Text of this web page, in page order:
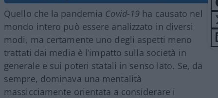
Quello che la pandemia Covid-19 ha causato nel
mondo intero può essere analizzato in diversi
modi, ma certamente uno degli aspetti meno
trattati dai media è l’impatto sulla società in
generale e sui poteri statali in senso lato. Se, da
sempre, dominava una mentalità
massicciamente orientata a considerare i